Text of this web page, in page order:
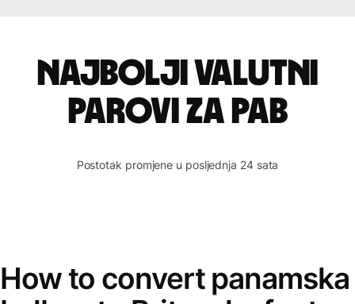
Najbolji valutni
parovi za PAB
Postotak promjene u posljednja 24 sata
How to convert panamska